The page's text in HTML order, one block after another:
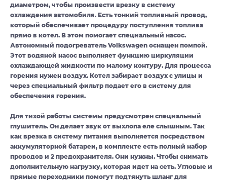
диаметром, чтобы произвести врезку в систему
охлаждения автомобиля. Есть тонкий топливный провод,
который обеспечивает процедуру поступления топлива
прямо в котел. В этом помогает специальный насос.
Автономный подогреватель Volkswagen оснащен помпой.
Этот водяной насос выполняет функцию циркуляции
охлаждающей жидкости по малому контуру. Для процесса
горения нужен воздух. Котел забирает воздух с улицы и
через специальный фильтр подает его в систему для
обеспечения горения.
Для тихой работы системы предусмотрен специальный
глушитель. Он делает звук от выхлопа еле слышным. Так
как врезка в систему питания выполняется посредством
аккумуляторной батареи, в комплекте есть полный набор
проводов и 2 предохранителя. Они нужны. Чтобы снимать
дополнительную нагрузку, которая идет на сеть. Угловые и
прямые переходники помогут подтянуть шланг для